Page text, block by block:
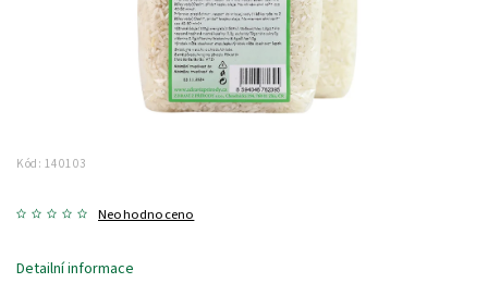
Kód: 140103
Neohodnoceno
Detailní informace